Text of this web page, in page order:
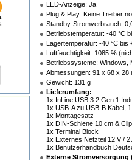
LED-Anzeige: Ja
Plug & Play: Keine Treiber
Standby-Stromverbrauch:
Betriebstemperatur: -40 °C
Lagertemperatur: -40 °C bis
Luftfeuchtigkeit: 1085 %
Betriebssysteme: Windows,
Abmessungen: 91 x 68 x 28
Gewicht: 131 g
Lieferumfang:
1x InLine USB 3.2 Gen.1
1x USB-A zu USB-B Kabel,
1x Montagesatz
1x DIN-Schiene 10 cm & Clip
1x Terminal Block
1x Externes Netzteil 12 V / 2
1x Benutzerhandbuch
Externe Stromversorgung